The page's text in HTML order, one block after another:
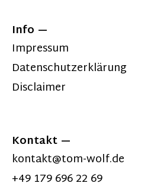
Info
Impressum
Datenschutzerklärung
Disclaimer
Kontakt
kontakt@tom-wolf.de